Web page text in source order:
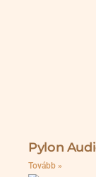
Pylon
Tovább »